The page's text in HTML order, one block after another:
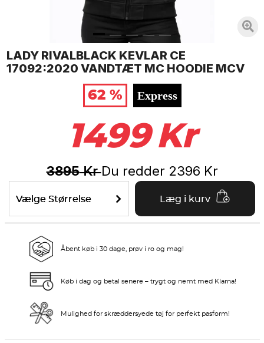
LADY RIVALBLACK KEVLAR CE
17092:2020 VANDTÆT MC HOODIE MCV
62 %
Express
1499 Kr
3895KrDu redder 2396 Kr
Vælge Størrelse Læg i kurv
Åbent køb i 30 dage, prøv i ro og mag!
Køb i dag og betal senere – trygt og nemt med Klarna!
Mulighed for skræddersyede tøj for perfekt pasform!